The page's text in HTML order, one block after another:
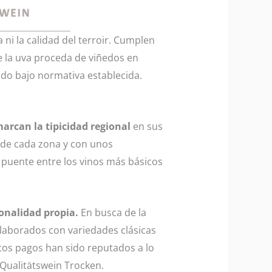
ni la calidad del terroir. Cumplen
uva proceda de viñedos en
bajo normativa establecida.
la tipicidad regional en sus
cada zona y con unos
entre los vinos más básicos
propia. En busca de la
con variedades clásicas
pagos han sido reputados a lo
Trocken.